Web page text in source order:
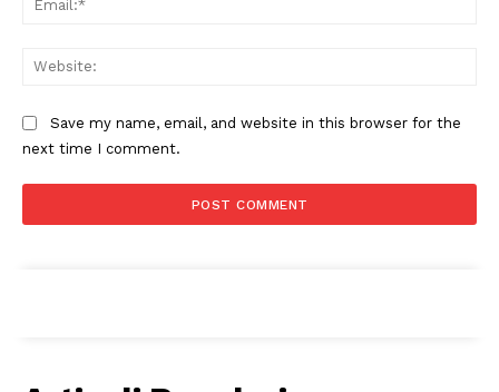
Save my name, email, and website in this browser for the
next time I comment.